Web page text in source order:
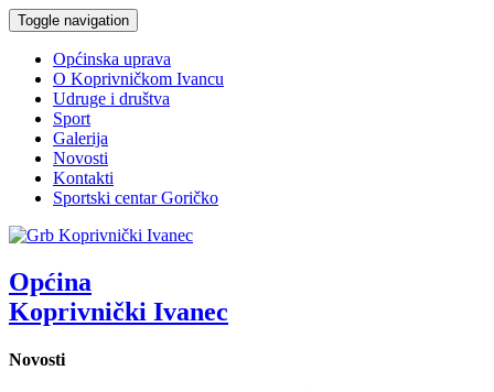
Toggle navigation
Općinska uprava
O Koprivničkom Ivancu
Udruge i društva
Sport
Galerija
Novosti
Kontakti
Sportski centar Goričko
Općina
Koprivnički Ivanec
Novosti